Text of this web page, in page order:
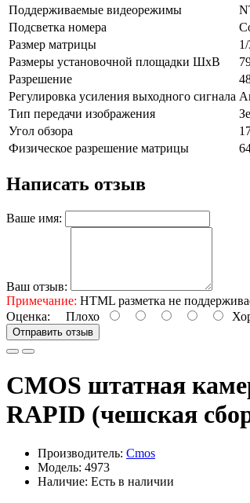
Поддерживаемые видеорежимы
Подсветка номера
Размер матрицы
Размеры установочной площадки ШхВ
Разрешение
Регулировка усиления выходного сигнала
Тип передачи изображения
Угол обзора
Физическое разрешение матрицы
Написать отзыв
Ваше имя:
Ваш отзыв:
Примечание: HTML разметка не
Оценка: Плохо
Отправить отзыв
CMOS штатная
RAPID (чешская
Производитель: Cmos
Модель: 4973
Наличие: Есть в наличии